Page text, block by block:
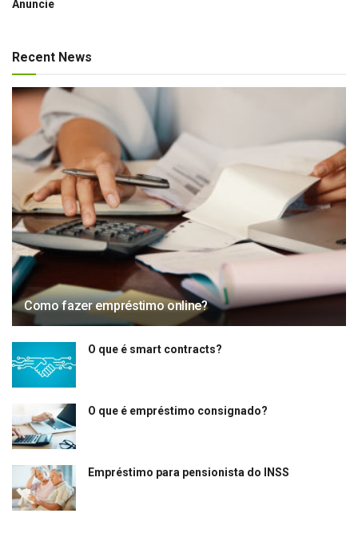
Anuncie
Recent News
Como fazer empréstimo online?
O que é smart contracts?
O que é empréstimo consignado?
Empréstimo para pensionista do INSS